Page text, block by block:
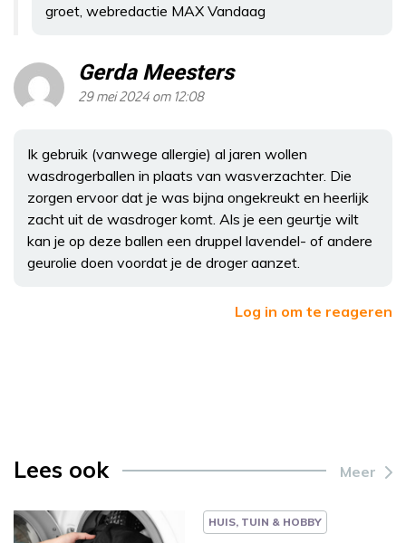
groet, webredactie MAX Vandaag
Gerda Meesters
29 mei 2024 om 12:08
Ik gebruik (vanwege allergie) al jaren wollen
wasdrogerballen in plaats van wasverzachter. Die
zorgen ervoor dat je was bijna ongekreukt en heerlijk
zacht uit de wasdroger komt. Als je een geurtje wilt
kan je op deze ballen een druppel lavendel- of andere
geurolie doen voordat je de droger aanzet.
Log in om te reageren
Lees ook Meer
HUIS, TUIN & HOBBY